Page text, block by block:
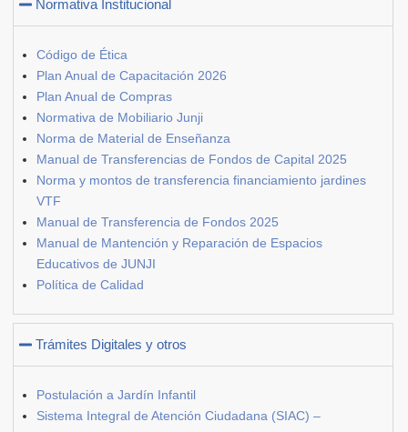
Normativa Institucional
Código de Ética
Plan Anual de Capacitación 2026
Plan Anual de Compras
Normativa de Mobiliario Junji
Norma de Material de Enseñanza
Manual de Transferencias de Fondos de Capital 2025
Norma y montos de transferencia financiamiento jardines
VTF
Manual de Transferencia de Fondos 2025
Manual de Mantención y Reparación de Espacios
Educativos de JUNJI
Política de Calidad
Trámites Digitales y otros
Postulación a Jardín Infantil
Sistema Integral de Atención Ciudadana (SIAC) –